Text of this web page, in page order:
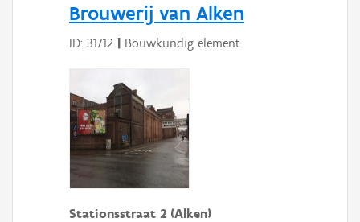
Brouwerij van Alken
ID: 31712 | Bouwkundig element
Stationsstraat 2 (Alken)